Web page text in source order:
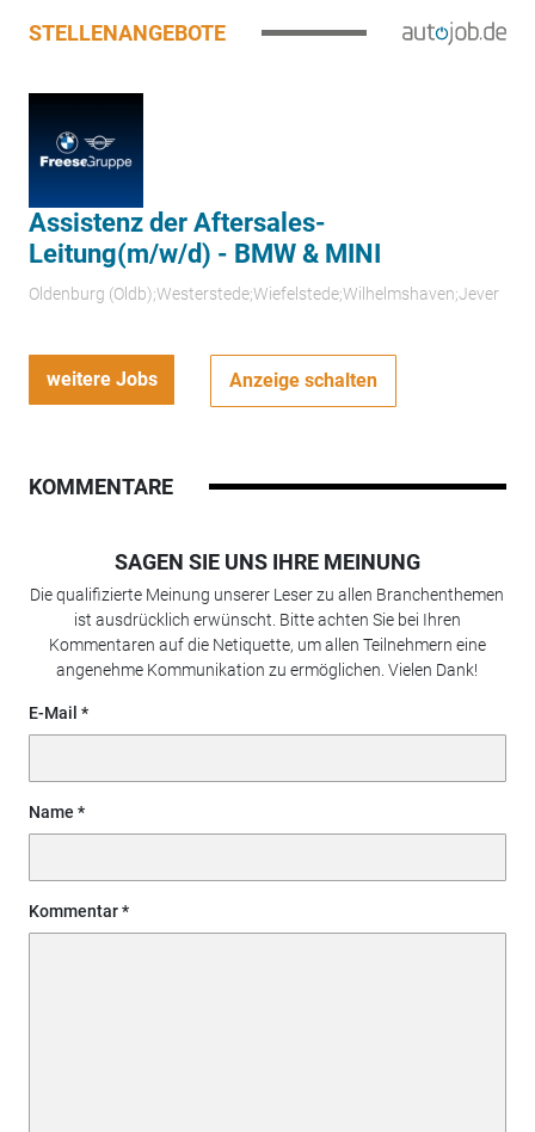
STELLENANGEBOTE
Assistenz der Aftersales-
Leitung(m/w/d) - BMW & MINI
Oldenburg (Oldb);Westerstede;Wiefelstede;Wilhelmshaven;Jever
weitere Jobs Anzeige schalten
KOMMENTARE
SAGEN SIE UNS IHRE MEINUNG
Die qualifizierte Meinung unserer Leser zu allen Branchenthemen
ist ausdrücklich erwünscht. Bitte achten Sie bei Ihren
Kommentaren auf die Netiquette, um allen Teilnehmern eine
angenehme Kommunikation zu ermöglichen. Vielen Dank!
E-Mail
Name
Kommentar